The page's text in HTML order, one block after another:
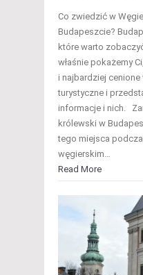
Co zwiedzić w
Budapeszcie?
które warto
właśnie pokażemy
i najbardziej
turystyczne i
informacje i nich.
królewski w
tego miejsca
węgierskim…
Read More